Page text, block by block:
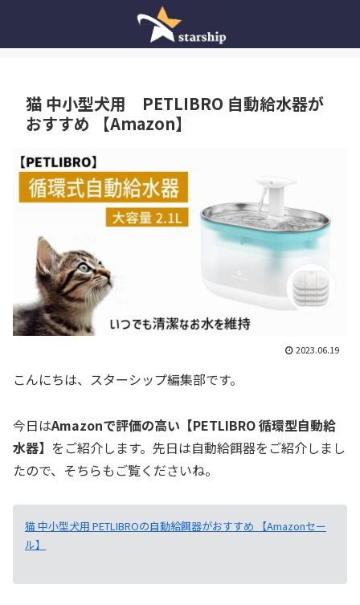
猫 中小型犬用 PETLIBRO 自動給水器が
おすすめ 【Amazon】
2023.06.19
こんにちは、スターシップ編集部です。
今日はAmazonで評価の高い【PETLIBRO 循環型自動給
水器】 をご紹介します。先日は自動給餌器をご紹介しまし
たので、そちらもご覧くださいね。
猫 中小型犬用 PETLIBROの自動給餌器がおすすめ 【Amazonセー
ル】